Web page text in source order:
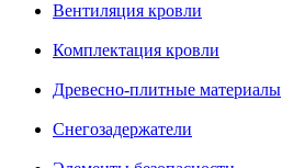
Вентиляция кровли
Комплектация кровли
Древесно-плитные материалы
Снегозадержатели